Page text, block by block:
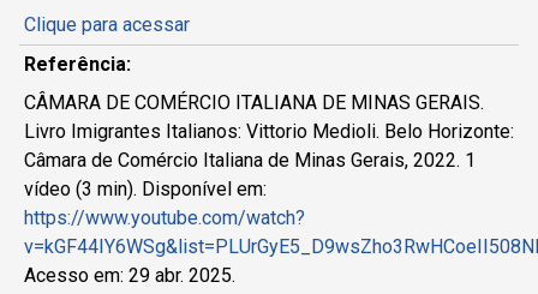
Clique para acessar
Referência:
CÂMARA DE COMÉRCIO ITALIANA DE MINAS GERAIS.
Livro Imigrantes Italianos: Vittorio Medioli. Belo Horizonte:
Câmara de Comércio Italiana de Minas Gerais, 2022. 1
vídeo (3 min). Disponível em:
https://www.youtube.com/watch?
Acesso em: 29 abr. 2025.